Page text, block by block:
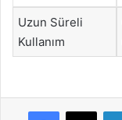
Uzun Süreli
Kullanım
Facebook
X